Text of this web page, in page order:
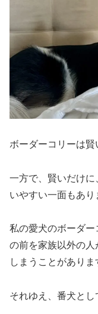
ボーダーコリーは賢
一方で、賢いだけに
いやすい一面もあり
私の愛犬のボーダ
の前を家族以外の
しまうことがありま
それゆえ、番犬とし